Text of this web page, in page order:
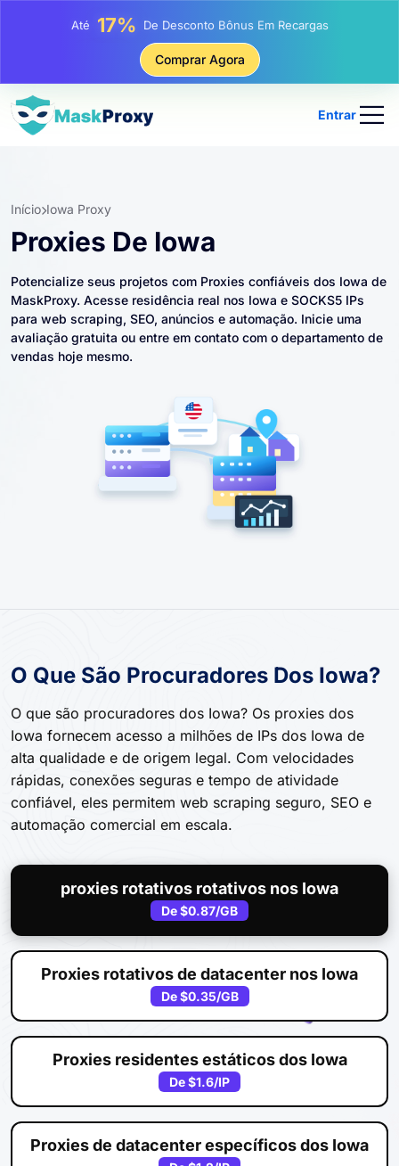
Até25%Desconto Em Compras Estáticas De IP
Desconto Em Compras Rotativas De IP
Comprar Agora
Entrar
Início Iowa Proxy
Proxies De Iowa
Potencialize seus projetos com Proxies confiáveis ​​dos Iowa de
MaskProxy. Acesse residência real nos Iowa e SOCKS5 IPs
para web scraping, SEO, anúncios e automação. Inicie uma
avaliação gratuita ou entre em contato com o departamento de
vendas hoje mesmo.
O Que São Procuradores Dos Iowa?
O que são procuradores dos Iowa? Os proxies dos
Iowa fornecem acesso a milhões de IPs dos Iowa de
alta qualidade e de origem legal. Com velocidades
rápidas, conexões seguras e tempo de atividade
confiável, eles permitem web scraping seguro, SEO e
automação comercial em escala.
proxies rotativos rotativos nos Iowa
De$0.87/GB
Proxies rotativos de datacenter nos Iowa
De$0.35/GB
Proxies residentes estáticos dos Iowa
De$1.6/IP
Proxies de datacenter específicos dos Iowa